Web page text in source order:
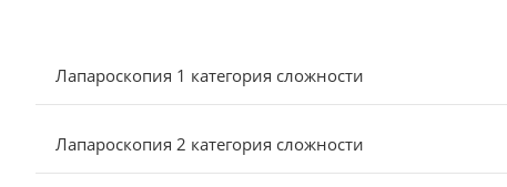
Лапароскопия 1 категория сложности
Лапароскопия 2 категория сложности